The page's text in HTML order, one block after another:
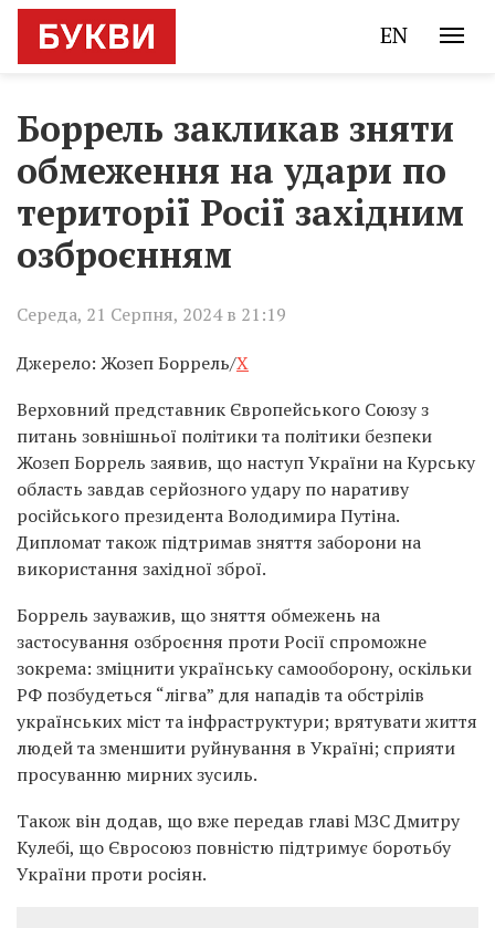
EN
Боррель закликав зняти
обмеження на удари по
території Росії західним
озброєнням
Середа, 21 Серпня, 2024 в 21:19
Джерело: Жозеп Боррель/X
Верховний представник Європейського Союзу з
питань зовнішньої політики та політики безпеки
Жозеп Боррель заявив, що наступ України на Курську
область завдав серйозного удару по наративу
російського президента Володимира Путіна.
Дипломат також підтримав зняття заборони на
використання західної зброї.
Боррель зауважив, що зняття обмежень на
застосування озброєння проти Росії спроможне
зокрема: зміцнити українську самооборону, оскільки
РФ позбудеться “лігва” для нападів та обстрілів
українських міст та інфраструктури; врятувати життя
людей та зменшити руйнування в Україні; сприяти
просуванню мирних зусиль.
Також він додав, що вже передав главі МЗС Дмитру
Кулебі, що Євросоюз повністю підтримує боротьбу
України проти росіян.